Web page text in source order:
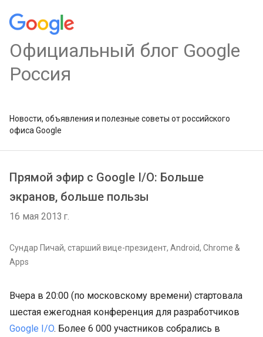
Официальный блог Google
Россия
Новости, объявления и полезные советы от российского
офиса Google
Прямой эфир с Google I/O: Больше
экранов, больше пользы
16 мая 2013 г.
Сундар Пичай, старший вице-президент, Android, Chrome &
Apps
Вчера в 20:00 (по московскому времени) стартовала
шестая ежегодная конференция для разработчиков
Google I/O. Более 6 000 участников собрались в